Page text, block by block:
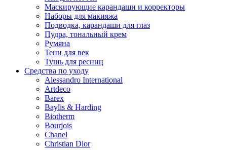
Маскирующие карандаши и корректоры
Наборы для макияжа
Подводка, карандаши для глаз
Пудра, тональный крем
Румяна
Тени для век
Тушь для ресниц
Средства по уходу
Alessandro International
Artdeco
Barex
Baylis & Harding
Biotherm
Bourjois
Chanel
Christian Dior